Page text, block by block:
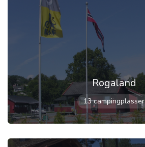
Rogaland
13 campingplasser